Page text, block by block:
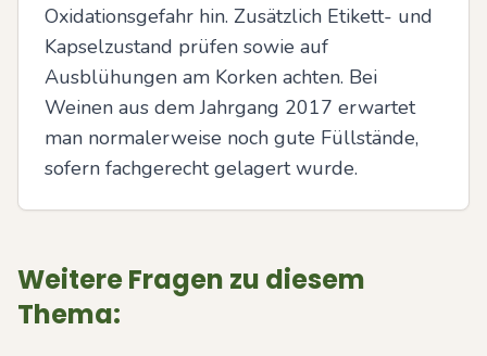
Oxidationsgefahr hin. Zusätzlich Etikett- und
Kapselzustand prüfen sowie auf
Ausblühungen am Korken achten. Bei
Weinen aus dem Jahrgang 2017 erwartet
man normalerweise noch gute Füllstände,
sofern fachgerecht gelagert wurde.
Weitere Fragen zu diesem
Thema: